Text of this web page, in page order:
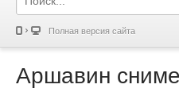
Полная версия сайта
Аршавин